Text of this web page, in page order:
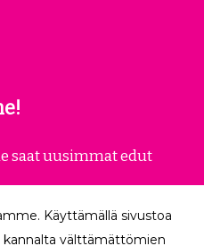
saat uusimmat edut
Käyttämällä sivustoa
välttämättömien